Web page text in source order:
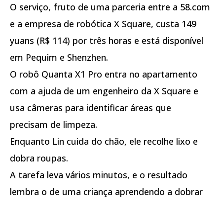
O serviço, fruto de uma parceria entre a 58.com
e a empresa de robótica X Square, custa 149
yuans (R$ 114) por três horas e está disponível
em Pequim e Shenzhen.
O robô Quanta X1 Pro entra no apartamento
com a ajuda de um engenheiro da X Square e
usa câmeras para identificar áreas que
precisam de limpeza.
Enquanto Lin cuida do chão, ele recolhe lixo e
dobra roupas.
A tarefa leva vários minutos, e o resultado
lembra o de uma criança aprendendo a dobrar